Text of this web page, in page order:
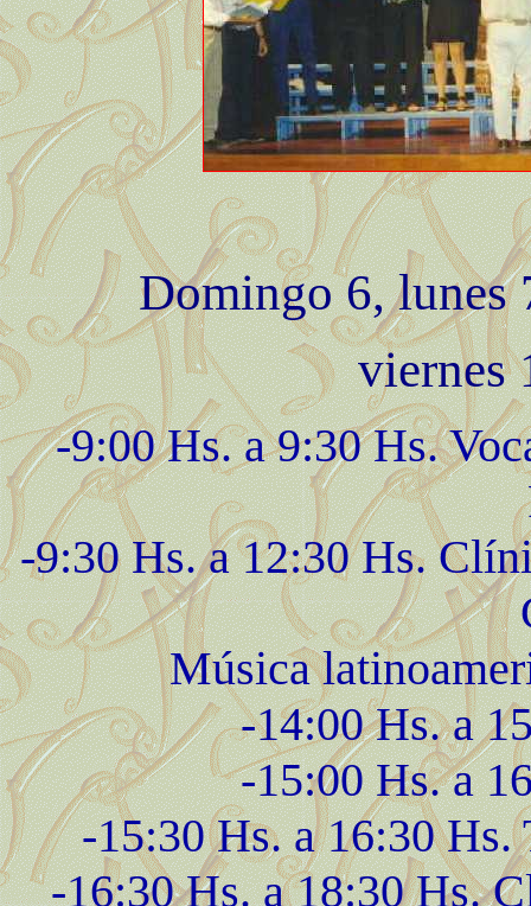
Domingo 6, lunes
viernes
-9:00 Hs. a 9:30 Hs.
-9:30 Hs. a 12:30 Hs.
Música
-14:00 Hs. a
-15:00 Hs. a
-15:30 Hs. a 16:30
-16:30 Hs. a 18:30 Hs.